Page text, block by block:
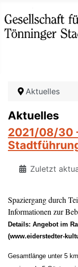
Aktuelles
Aktuelles
2021/08/30
Zuletzt
Spaziergang durch
Informationen zur
Details: Angebot im
(www.eiderstedter-
Gesamtlänge unter 5